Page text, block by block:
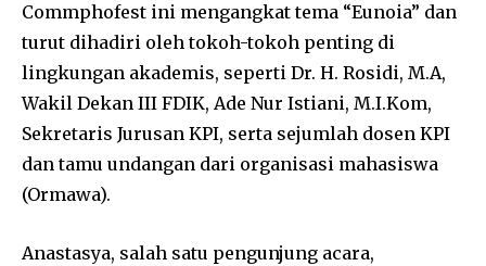
Commphofest ini mengangkat tema “Eunoia” dan
turut dihadiri oleh tokoh-tokoh penting di
lingkungan akademis, seperti Dr. H. Rosidi, M.A,
Wakil Dekan III FDIK, Ade Nur Istiani, M.I.Kom,
Sekretaris Jurusan KPI, serta sejumlah dosen KPI
dan tamu undangan dari organisasi mahasiswa
(Ormawa).
Anastasya, salah satu pengunjung acara,